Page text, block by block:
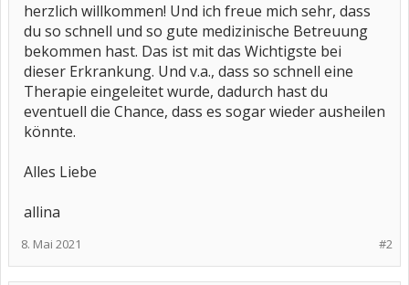
herzlich willkommen! Und ich freue mich sehr, dass
du so schnell und so gute medizinische Betreuung
bekommen hast. Das ist mit das Wichtigste bei
dieser Erkrankung. Und v.a., dass so schnell eine
Therapie eingeleitet wurde, dadurch hast du
eventuell die Chance, dass es sogar wieder ausheilen
könnte.
Alles Liebe
allina
#2
8. Mai 2021